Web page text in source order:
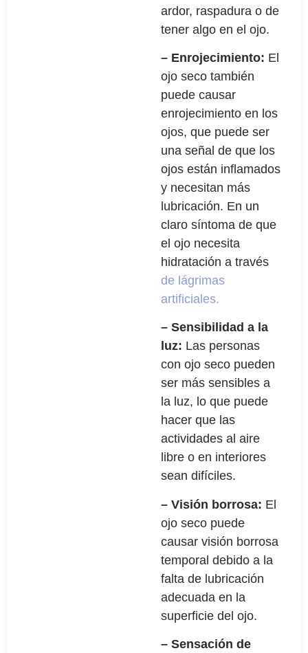
ardor, raspadura o de
tener algo en el ojo.
– Enrojecimiento: El
ojo seco también
puede causar
enrojecimiento en los
ojos, que puede ser
una señal de que los
ojos están inflamados
y necesitan más
lubricación. En un
claro síntoma de que
el ojo necesita
hidratación a través
de lágrimas
artificiales.
– Sensibilidad a la
luz: Las personas
con ojo seco pueden
ser más sensibles a
la luz, lo que puede
hacer que las
actividades al aire
libre o en interiores
sean difíciles.
– Visión borrosa: El
ojo seco puede
causar visión borrosa
temporal debido a la
falta de lubricación
adecuada en la
superficie del ojo.
– Sensación de